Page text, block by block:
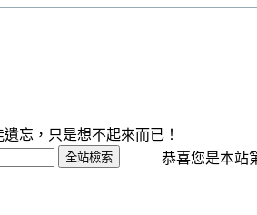
忘，只是想不起來而已！
恭喜您是本站